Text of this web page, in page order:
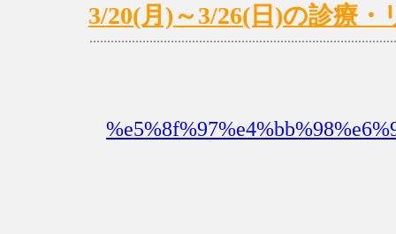
3/20(月)～3/26(日)の診療